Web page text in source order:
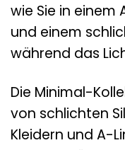
wie Sie in einem
und einem
während das
Die Minimal-
von schlichten
Kleidern und A-